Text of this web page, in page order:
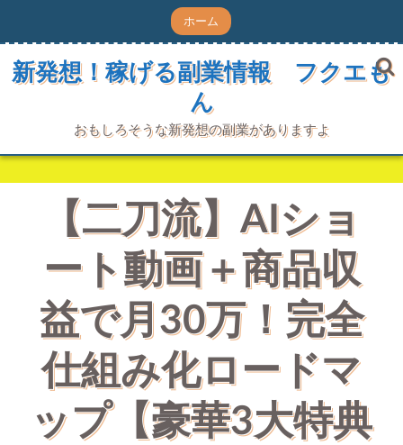
テ
プ
ホーム
新発想！稼げる副業情報 フクエも
ん
おもしろそうな新発想の副業がありますよ
【二刀流】AIショ
ート動画＋商品収
益で月30万！完全
仕組み化ロードマ
ップ【豪華3大特典